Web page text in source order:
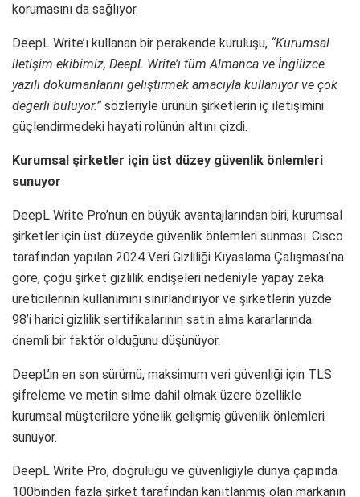
korumasını da sağlıyor.
DeepL Write’ı kullanan bir perakende kuruluşu, “Kurumsal
iletişim ekibimiz, DeepL Write’ı tüm Almanca ve İngilizce
yazılı dokümanlarını geliştirmek amacıyla kullanıyor ve çok
değerli buluyor.” sözleriyle ürünün şirketlerin iç iletişimini
güçlendirmedeki hayati rolünün altını çizdi.
Kurumsal şirketler için üst düzey güvenlik önlemleri
sunuyor
DeepL Write Pro’nun en büyük avantajlarından biri, kurumsal
şirketler için üst düzeyde güvenlik önlemleri sunması. Cisco
tarafından yapılan 2024 Veri Gizliliği Kıyaslama Çalışması’na
göre, çoğu şirket gizlilik endişeleri nedeniyle yapay zeka
üreticilerinin kullanımını sınırlandırıyor ve şirketlerin yüzde
98’i harici gizlilik sertifikalarının satın alma kararlarında
önemli bir faktör olduğunu düşünüyor.
DeepL’in en son sürümü, maksimum veri güvenliği için TLS
şifreleme ve metin silme dahil olmak üzere özellikle
kurumsal müşterilere yönelik gelişmiş güvenlik önlemleri
sunuyor.
DeepL Write Pro, doğruluğu ve güvenliğiyle dünya çapında
100binden fazla şirket tarafından kanıtlanmış olan markanın